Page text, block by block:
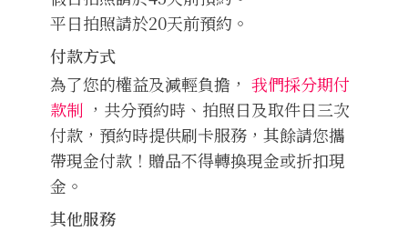
平日拍照請於20天前預約。
付款方式
為了您的權益及減輕負擔， 我們採分期付
款制 ，共分預約時、拍照日及取件日三次
付款，預約時提供刷卡服務，其餘請您攜
帶現金付款！贈品不得轉換現金或折扣現
金。
其他服務